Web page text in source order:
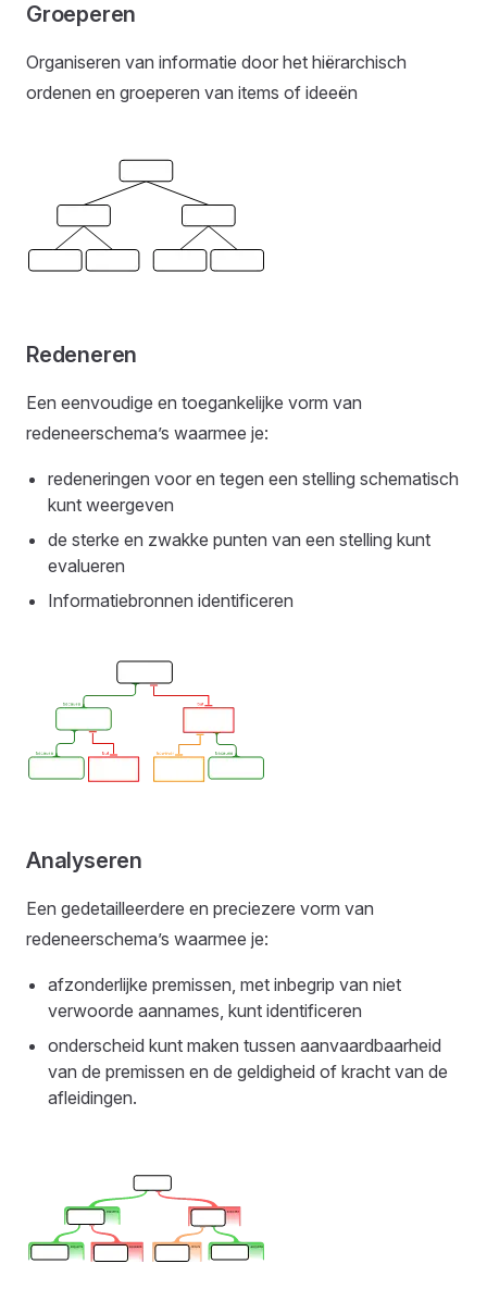
Groeperen
Organiseren van informatie door het hiërarchisch
ordenen en groeperen van items of ideeën
Redeneren
Een eenvoudige en toegankelijke vorm van
redeneerschema’s waarmee je:
redeneringen voor en tegen een stelling schematisch
kunt weergeven
de sterke en zwakke punten van een stelling kunt
evalueren
Informatiebronnen identificeren
Analyseren
Een gedetailleerdere en preciezere vorm van
redeneerschema’s waarmee je:
afzonderlijke premissen, met inbegrip van niet
verwoorde aannames, kunt identificeren
onderscheid kunt maken tussen aanvaardbaarheid
van de premissen en de geldigheid of kracht van de
afleidingen.